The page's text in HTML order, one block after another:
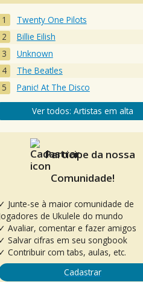
Twenty One Pilots
Billie Eilish
Unknown
The Beatles
Panic! At The Disco
Ver todos: Artistas em alta
Participe da nossa
Comunidade!
✓ Junte-se à maior comunidade de
de Ukulele do mundo
✓ Avaliar, comentar e fazer amigos
✓ Salvar cifras em seu songbook
✓ Contribuir com tabs, aulas, etc.
Cadastrar